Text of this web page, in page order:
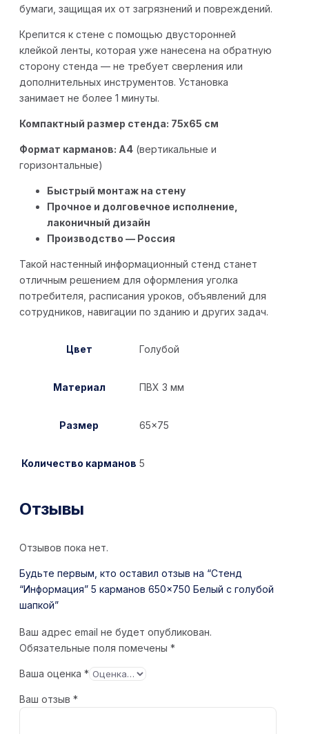
бумаги, защищая их от загрязнений и повреждений.
Крепится к стене с помощью двусторонней
клейкой ленты, которая уже нанесена на обратную
сторону стенда — не требует сверления или
дополнительных инструментов. Установка
занимает не более 1 минуты.
Компактный размер стенда: 75х65 см
Формат карманов: A4 (вертикальные и
горизонтальные)
Быстрый монтаж на стену
Прочное и долговечное исполнение,
лаконичный дизайн
Производство — Россия
Такой настенный информационный стенд станет
отличным решением для оформления уголка
потребителя, расписания уроков, объявлений для
сотрудников, навигации по зданию и других задач.
Цвет Голубой
Материал ПВХ 3 мм
Размер 65×75
Количество карманов 5
Отзывы
Отзывов пока нет.
Будьте первым, кто оставил отзыв на “Стенд
“Информация” 5 карманов 650×750 Белый с голубой
шапкой”
Ваш адрес email не будет опубликован.
Обязательные поля помечены *
Ваша оценка *
Ваш отзыв *